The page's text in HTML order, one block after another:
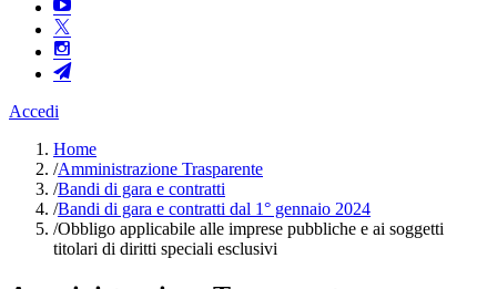
Accedi
Home
/Amministrazione Trasparente
/Bandi di gara e contratti
/Bandi di gara e contratti dal 1° gennaio 2024
/Obbligo applicabile alle imprese pubbliche e ai soggetti
titolari di diritti speciali esclusivi